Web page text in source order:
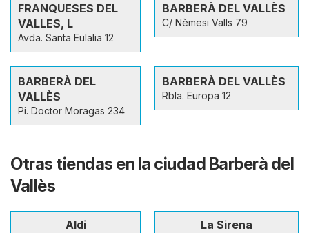
FRANQUESES DEL
VALLES, L
Avda. Santa Eulalia 12
BARBERÀ DEL VALLÈS
C/ Nèmesi Valls 79
BARBERÀ DEL
VALLÈS
Pi. Doctor Moragas 234
BARBERÀ DEL VALLÈS
Rbla. Europa 12
Otras tiendas en la ciudad Barberà del
Vallès
Aldi
La Sirena